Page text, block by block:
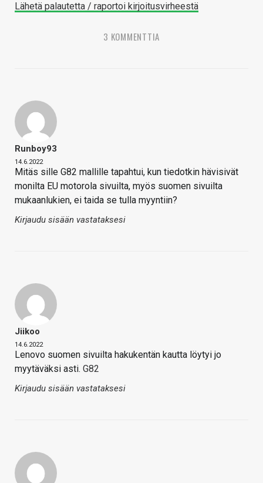
Lähetä palautetta / raportoi kirjoitusvirheestä
3 KOMMENTTIA
Runboy93
14.6.2022
Mitäs sille G82 mallille tapahtui, kun tiedotkin hävisivät
monilta EU motorola sivuilta, myös suomen sivuilta
mukaanlukien, ei taida se tulla myyntiin?
Kirjaudu sisään vastataksesi
Jiikoo
14.6.2022
Lenovo suomen sivuilta hakukentän kautta löytyi jo
myytäväksi asti. G82
Kirjaudu sisään vastataksesi